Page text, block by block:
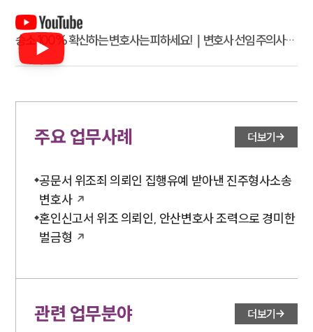
승소 100% 확신하는 변호사는 피하세요!｜변호사 선임 주의사항
5가지
주요 업무사례 더보기
공문서 위조죄 의뢰인 집행유예 받아낸 진주형사소송
변호사
혼인신고서 위조 의뢰인, 안산변호사 조력으로 경미한
벌금형
관련 업무분야 더보기